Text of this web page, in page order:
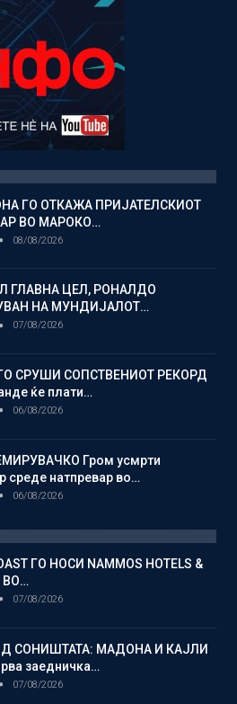
ГО ОТКАЖА ПРИЈАТЕЛСКИОТ
ВО МАРОКО…
08/08/2026
ГЛАВНА ЦЕЛ, РОНАЛДО
НА МУНДИЈАЛОТ…
07/08/2026
СРУШИ СОПСТВЕНИОТ РЕКОРД
ќе плати…
06/08/2026
Гром усмрти
среде натпревар во…
06/08/2026
ГО НОСИ NAMMOS HOTELS &
ВО…
07/08/2026
СОНИШТАТА: МАДОНА И КАЈЛИ
заедничка…
07/08/2026